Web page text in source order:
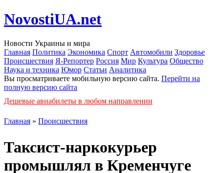
NovostiUA.net
Новости Украины и мира
Главная Политика Экономика Спорт Автомобили Здоровье
Происшествия Я-Репортер Россия Мир Культура Общество
Наука и техника Юмор Статьи Аналитика
Вы просматриваете мобильную версию сайта. Перейти на
полную версию сайта
Дешевые авиабилеты в любом направлении
Главная » Происшествия
Таксист-наркокурьер
промышлял в Кременчуге